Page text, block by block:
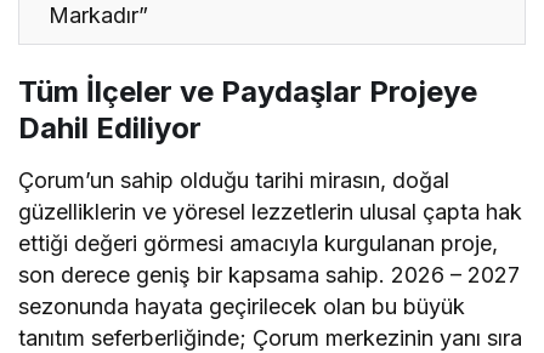
Markadır”
Tüm İlçeler ve Paydaşlar Projeye
Dahil Ediliyor
Çorum’un sahip olduğu tarihi mirasın, doğal
güzelliklerin ve yöresel lezzetlerin ulusal çapta hak
ettiği değeri görmesi amacıyla kurgulanan proje,
son derece geniş bir kapsama sahip. 2026 – 2027
sezonunda hayata geçirilecek olan bu büyük
tanıtım seferberliğinde; Çorum merkezinin yanı sıra